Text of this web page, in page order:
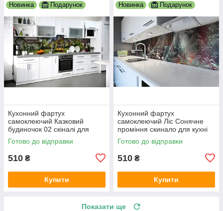
Новинка Подарунок
Кухонний фартух
самоклеючий Казковий
будиночок 02 скіналі для
кухні наклейка ПВХ зелений
600х2000 мм
Готово до відправки
510 ₴
Купити
Новинка Подарунок
Кухонний фартух
самоклеючий Ліс Сонячне
проміння скинало для кухні
наклейка ПВХ дерева
зелений 600х2000 мм
Готово до відправки
510 ₴
Купити
Показати ще